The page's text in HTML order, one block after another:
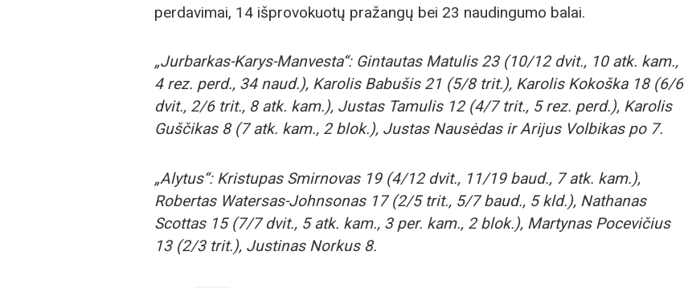
perdavimai, 14 išprovokuotų pražangų bei 23 naudingumo balai.
„Jurbarkas-Karys-Manvesta“: Gintautas Matulis 23 (10/12 dvit., 10 atk. kam.,
4 rez. perd., 34 naud.), Karolis Babušis 21 (5/8 trit.), Karolis Kokoška 18 (6/6
dvit., 2/6 trit., 8 atk. kam.), Justas Tamulis 12 (4/7 trit., 5 rez. perd.), Karolis
Guščikas 8 (7 atk. kam., 2 blok.), Justas Nausėdas ir Arijus Volbikas po 7.
„Alytus“: Kristupas Smirnovas 19 (4/12 dvit., 11/19 baud., 7 atk. kam.),
Robertas Watersas-Johnsonas 17 (2/5 trit., 5/7 baud., 5 kld.), Nathanas
Scottas 15 (7/7 dvit., 5 atk. kam., 3 per. kam., 2 blok.), Martynas Pocevičius
13 (2/3 trit.), Justinas Norkus 8.